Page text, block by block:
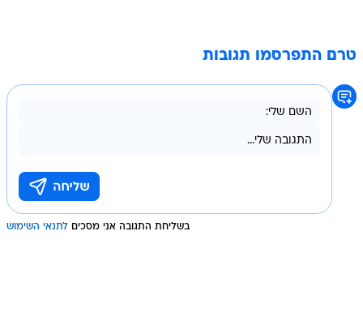
טרם התפרסמו תגובות
בשליחת התגובה אני מסכים לתנאי השימוש